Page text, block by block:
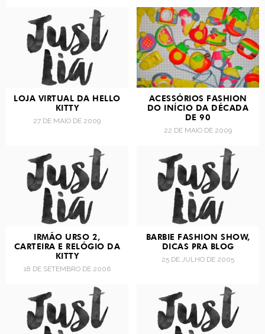
LOJA VIRTUAL DA HELLO
KITTY
27 DE MAIO DE 2009
ACESSÓRIOS FASHION
DO INÍCIO DA DÉCADA
DE 90
22 DE MAIO DE 2009
IRMÃO URSO 2,
CARTEIRA E RELÓGIO DA
KITTY
18 DE SETEMBRO DE 2006
BARBIE FASHION SHOW,
DICAS PRA BLOG
25 DE JULHO DE 2005